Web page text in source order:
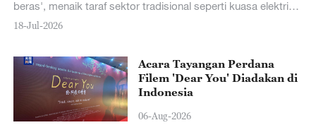
beras', menaik taraf sektor tradisional seperti kuasa elektrik
dan pertanian, serta memupuk industri baharu termasuk
18-Jul-2026
Acara Tayangan Perdana
Filem 'Dear You' Diadakan di
Indonesia
06-Aug-2026